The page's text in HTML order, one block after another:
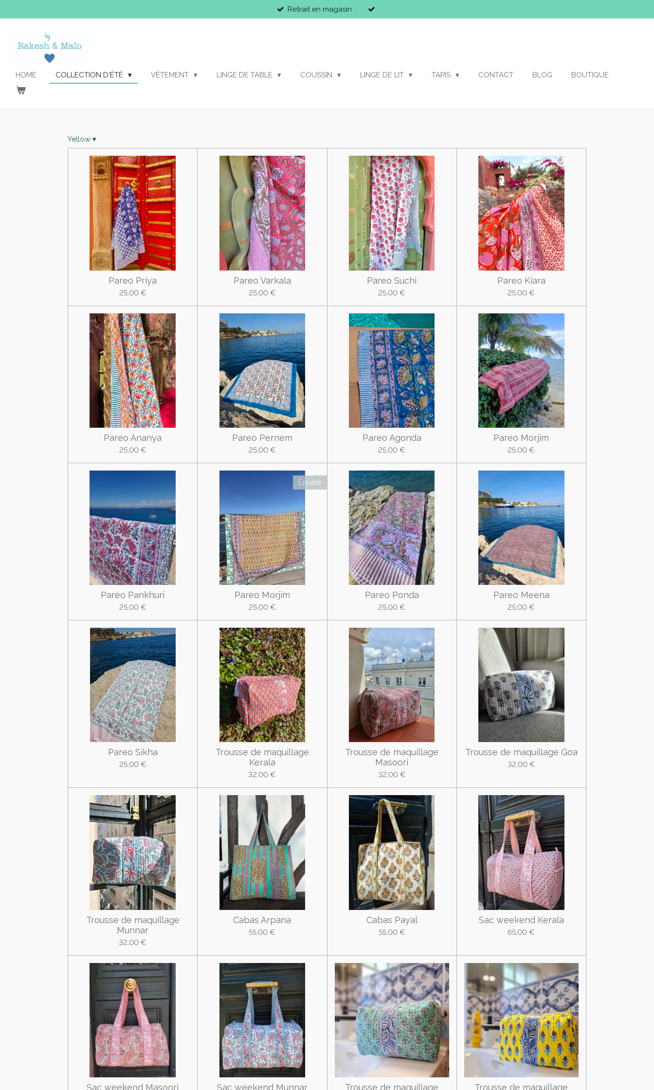
au
principal
Retrait en magasin
HOME COLLECTION D'ÉTÉ VÊTEMENT LINGE DE TABLE COUSSIN LINGE DE LIT TAPIS CONTACT BLOG BOUTIQUE
Yellow ▾
Pareo Priya
25,00 €
Pareo Varkala
25,00 €
Pareo Suchi
25,00 €
Pareo Kiara
25,00 €
Pareo Ananya
25,00 €
Pareo Pernem
25,00 €
Pareo Agonda
25,00 €
Pareo Morjim
25,00 €
Pareo Pankhuri
25,00 €
Épuisé
Pareo Morjim
25,00 €
Pareo Ponda
25,00 €
Pareo Meena
25,00 €
Pareo Sikha
25,00 €
Trousse de maquillage
Kerala
32,00 €
Trousse de maquillage
Masoori
32,00 €
Trousse de maquillage Goa
32,00 €
Trousse de maquillage
Munnar
32,00 €
Cabas Arpana
55,00 €
Cabas Payal
55,00 €
Sac weekend Kerala
65,00 €
Sac weekend Masoori Sac weekend Munnar Trousse de maquillage Trousse de maquillage